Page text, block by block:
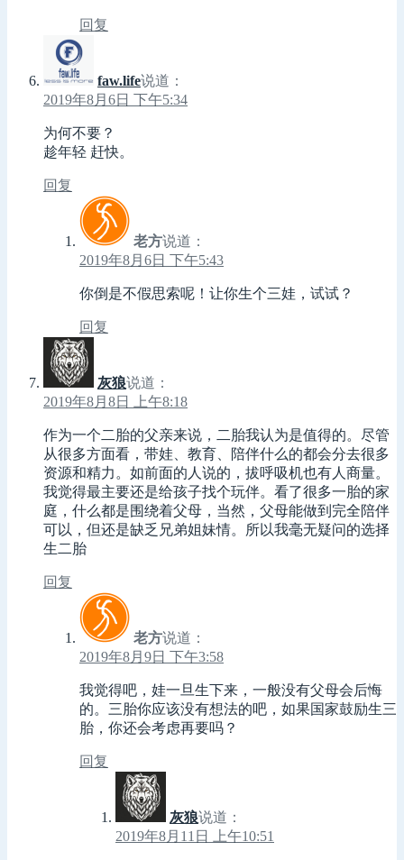
回复
faw.life说道：
2019年8月6日 下午5:34
为何不要？
趁年轻 赶快。
回复
老方说道：
2019年8月6日 下午5:43
你倒是不假思索呢！让你生个三娃，试试？
回复
灰狼说道：
2019年8月8日 上午8:18
作为一个二胎的父亲来说，二胎我认为是值得的。尽管
从很多方面看，带娃、教育、陪伴什么的都会分去很多
资源和精力。如前面的人说的，拔呼吸机也有人商量。
我觉得最主要还是给孩子找个玩伴。看了很多一胎的家
庭，什么都是围绕着父母，当然，父母能做到完全陪伴
可以，但还是缺乏兄弟姐妹情。所以我毫无疑问的选择
生二胎
回复
老方说道：
2019年8月9日 下午3:58
我觉得吧，娃一旦生下来，一般没有父母会后悔
的。三胎你应该没有想法的吧，如果国家鼓励生三
胎，你还会考虑再要吗？
回复
灰狼说道：
2019年8月11日 上午10:51